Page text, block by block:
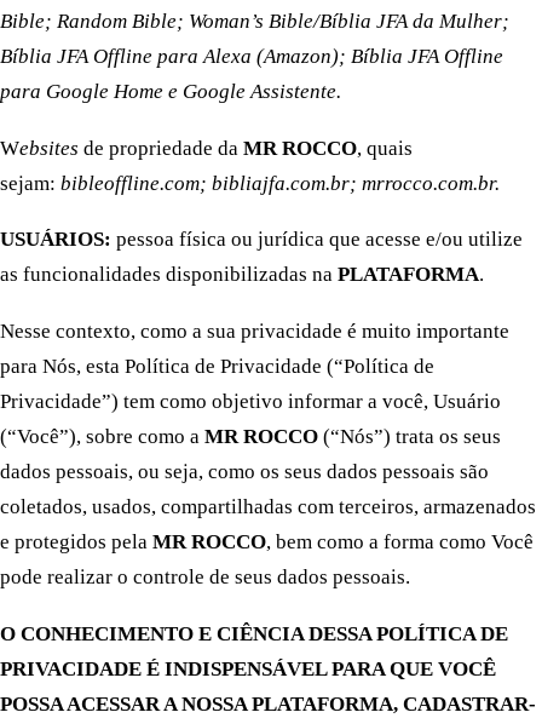
Bible; Random Bible; Woman’s Bible/Bíblia JFA da Mulher;
Bíblia JFA Offline para Alexa (Amazon); Bíblia JFA Offline
para Google Home e Google Assistente.
Websites de propriedade da MR ROCCO, quais
sejam: bibleoffline.com; bibliajfa.com.br; mrrocco.com.br.
USUÁRIOS: pessoa física ou jurídica que acesse e/ou utilize
as funcionalidades disponibilizadas na PLATAFORMA.
Nesse contexto, como a sua privacidade é muito importante
para Nós, esta Política de Privacidade (“Política de
Privacidade”) tem como objetivo informar a você, Usuário
(“Você”), sobre como a MR ROCCO (“Nós”) trata os seus
dados pessoais, ou seja, como os seus dados pessoais são
coletados, usados, compartilhadas com terceiros, armazenados
e protegidos pela MR ROCCO, bem como a forma como Você
pode realizar o controle de seus dados pessoais.
O CONHECIMENTO E CIÊNCIA DESSA POLÍTICA DE
PRIVACIDADE É INDISPENSÁVEL PARA QUE VOCÊ
POSSA ACESSAR A NOSSA PLATAFORMA, CADASTRAR-